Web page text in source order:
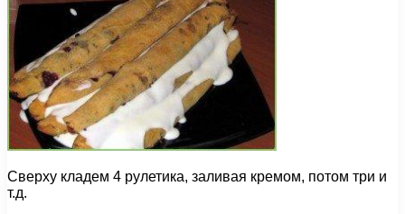
Сверху кладем 4 рулетика, заливая кремом, потом три и
т.д.